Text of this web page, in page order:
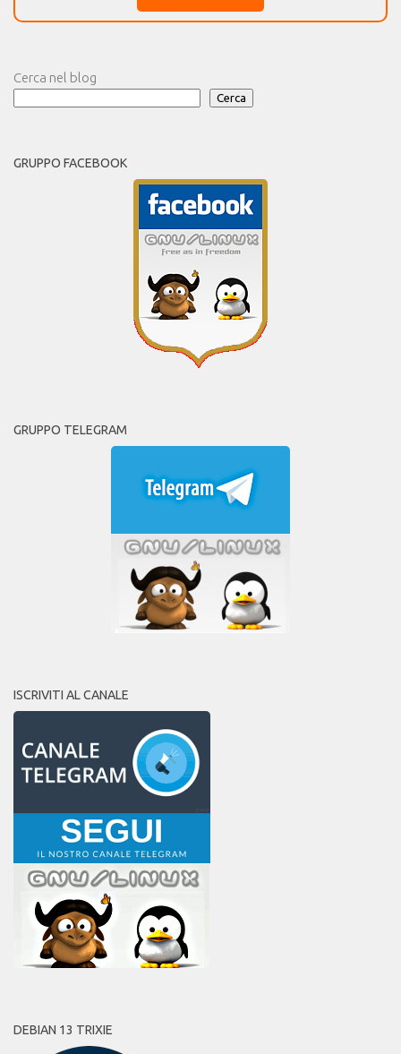
Cerca nel blog
Cerca
GRUPPO FACEBOOK
GRUPPO TELEGRAM
ISCRIVITI AL CANALE
DEBIAN 13 TRIXIE